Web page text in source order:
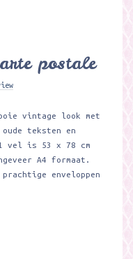
postale
vintage look met
teksten en
vel is 53 x 78 cm
A4 formaat.
enveloppen